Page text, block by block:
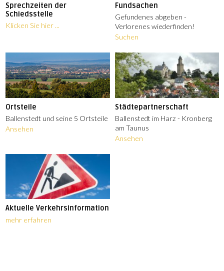
Sprechzeiten der
Schiedsstelle
Klicken Sie hier ...
Fundsachen
Gefundenes abgeben -
Verlorenes wiederfinden!
Suchen
Ortsteile
Ballenstedt und seine 5 Ortsteile
Ansehen
Städtepartnerschaft
Ballenstedt im Harz - Kronberg
am Taunus
Ansehen
Aktuelle Verkehrsinformation
mehr erfahren